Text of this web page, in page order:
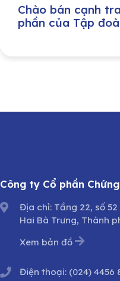
Chào bán cạnh
phần của Tập
cổ phần (PVMR)
Công ty Cổ phần
Địa chỉ: Tầng 22, số
Hai Bà Trưng, Thành
Xem bản đồ
Điện thoại: (024) 4456